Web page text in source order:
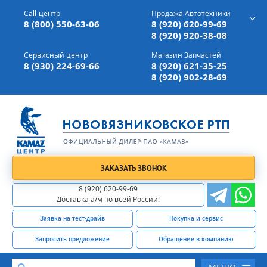
г. Вязники,ул. Механизаторов, д 90
Доставка а/м,по всей России
Call-центр
8 (800) 550-63-06
Продажа Автотехники
8 (920) 620-99-69
8 (920) 920-38-08
Сервисный центр
8 (930) 224-69-66
Магазин Запчастей
8 (920) 621-35-25
8 (920) 902-28-69
ЗАКАЗАТЬ ЗВОНОК
8 (920) 620-99-69
Доставка а/м по всей России!
Заявка на тест-драйв Покупка и сервис
Запросить предложение Обращение в компанию